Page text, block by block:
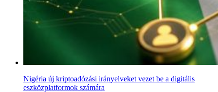
Nigéria új kriptoadózási irányelveket vezet be a digitális
eszközplatformok számára